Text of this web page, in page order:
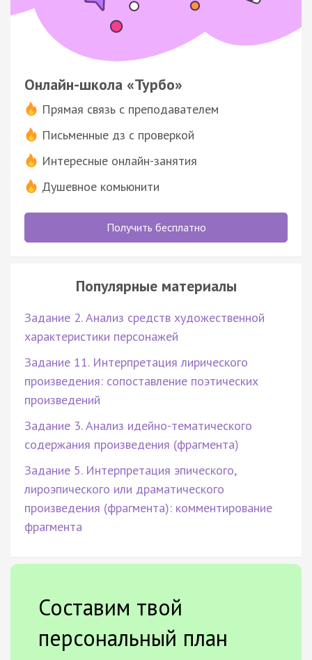
Онлайн-школа «Турбо»
Прямая связь с преподавателем
Письменные дз с проверкой
Интересные онлайн-занятия
Душевное комьюнити
Получить бесплатно
Популярные материалы
Задание 2. Анализ средств художественной
характеристики персонажей
Задание 11. Интерпретация лирического
произведения: сопоставление поэтических
произведений
Задание 3. Анализ идейно-тематического
содержания произведения (фрагмента)
Задание 5. Интерпретация эпического,
лироэпического или драматического
произведения (фрагмента): комментирование
фрагмента
Составим твой
персональный план